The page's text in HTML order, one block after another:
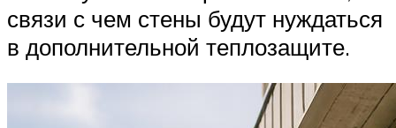
связи с чем стены будут нуждаться
в дополнительной теплозащите.